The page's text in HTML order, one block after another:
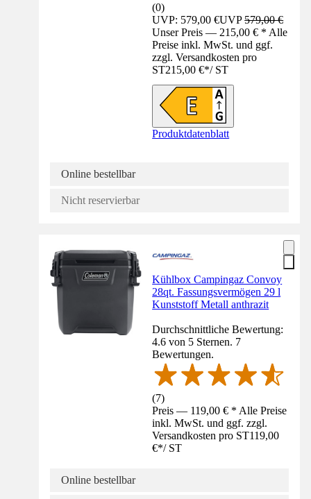
(0)
UVP: 579,00 €UVP579,00 €
Unser Preis — 215,00 € * Alle
Preise inkl. MwSt. und ggf.
zzgl. Versandkosten pro
ST215,00 €*/ ST
Produktdatenblatt
Online bestellbar
Nicht reservierbar
Kühlbox Campingaz Convoy
28qt. Fassungsvermögen 29 l
Kunststoff Metall anthrazit
Durchschnittliche Bewertung:
4.6 von 5 Sternen. 7
Bewertungen.
(7)
Preis — 119,00 € * Alle Preise
inkl. MwSt. und ggf. zzgl.
Versandkosten pro ST119,00
€*/ ST
Online bestellbar